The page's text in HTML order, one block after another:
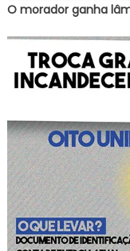
O morador ganha